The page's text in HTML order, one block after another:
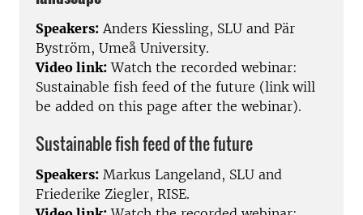
Speakers: Anders Kiessling, SLU and Pär
Byström, Umeå University.
Video link: Watch the recorded webinar:
Sustainable fish feed of the future (link will
be added on this page after the webinar).
Sustainable fish feed of the future
Speakers: Markus Langeland, SLU and
Friederike Ziegler, RISE.